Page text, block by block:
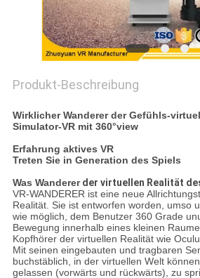
Produkt-Beschreibung
Wirklicher Wanderer der Gefühls-
Simulator-VR mit 360°view
Erfahrung aktives VR
Treten Sie in Generation des Spiels
Was Wandererder virtuellen Realität
VR-WANDERER ist eine neue
Realität. Sie ist entworfen worden, umso
wie möglich, dem Benutzer 360 Grade
Bewegung innerhalb eines kleinen
Kopfhörer der virtuellen Realität wie
Mit seinen eingebauten und tragbaren
buchstäblich, in der virtuellen Welt
gelassen (vorwärts und rückwärts), zu